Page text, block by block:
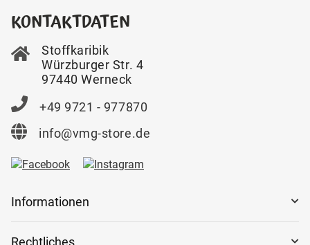
KONTAKTDATEN
Stoffkaribik
Würzburger Str. 4
97440 Werneck
+49 9721 - 977870
info@vmg-store.de
Informationen
Rechtliches